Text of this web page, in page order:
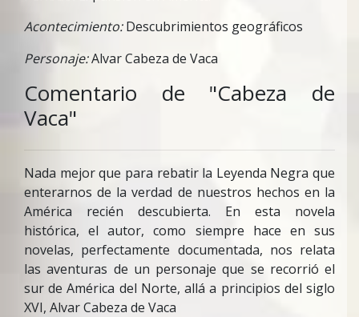
Acontecimiento:Descubrimientos geográficos
Personaje:Alvar Cabeza de Vaca
Comentario de "Cabeza de
Vaca"
Nada mejor que para rebatir la Leyenda Negra que
enterarnos de la verdad de nuestros hechos en la
América recién descubierta. En esta novela
histórica, el autor, como siempre hace en sus
novelas, perfectamente documentada, nos relata
las aventuras de un personaje que se recorrió el
sur de América del Norte, allá a principios del siglo
XVI, Alvar Cabeza de Vaca